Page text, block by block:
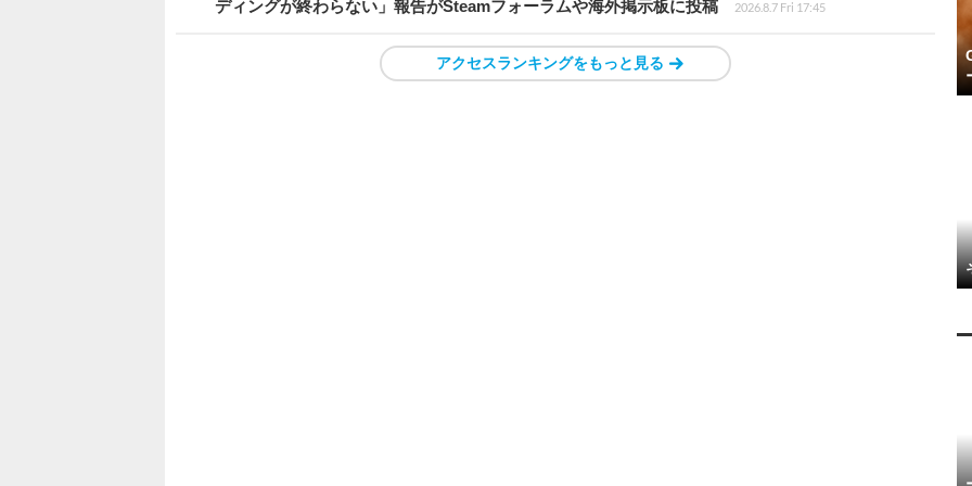
ディングが終わらない」報告がSteamフォーラムや海外掲示板に投稿 2026.8.7 Fri 17:45
アクセスランキングをもっと見る